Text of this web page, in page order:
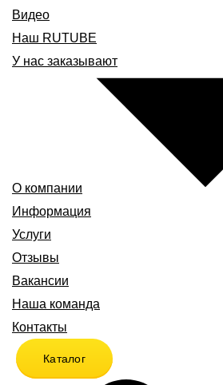
Видео
Наш RUTUBE
У нас заказывают
О компании
Информация
Услуги
Отзывы
Вакансии
Наша команда
Контакты
Каталог